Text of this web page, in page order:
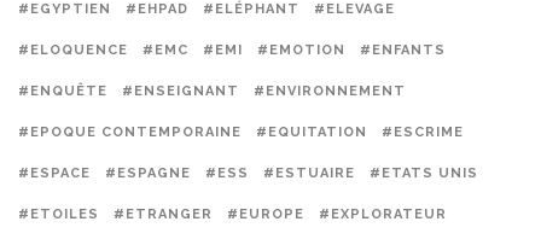
#EGYPTIEN #EHPAD #ELÉPHANT #ELEVAGE
#ELOQUENCE #EMC #EMI #EMOTION #ENFANTS
#ENQUÊTE #ENSEIGNANT #ENVIRONNEMENT
#EPOQUE CONTEMPORAINE #EQUITATION #ESCRIME
#ESPACE #ESPAGNE #ESS #ESTUAIRE #ETATS UNIS
#ETOILES #ETRANGER #EUROPE #EXPLORATEUR